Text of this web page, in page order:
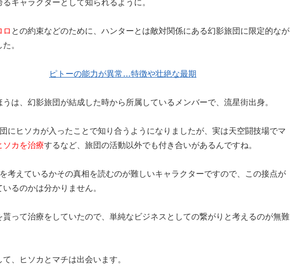
キャラクターとして知られるように。
ロ との約束などのために、ハンターとは敵対関係にある幻影旅団に限定的なが
。
ピトーの能力が異常…特徴や壮絶な最期
は、幻影旅団が結成した時から所属しているメンバーで、流星街出身。
にヒソカが入ったことで知り合うようになりましたが、実は天空闘技場でマ
ソカを治療するなど、旅団の活動以外でも付き合いがあるんですね。
考えているかその真相を読むのが難しいキャラクターですので、この接点が
るのかは分かりません。
貰って治療をしていたので、単純なビジネスとしての繋がりと考えるのが無難
て、ヒソカとマチは出会います。